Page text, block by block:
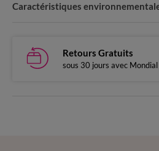
Caractéristiques
Retours Gratuits
sous 30 jours avec